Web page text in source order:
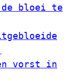
de bloei te
vorst in